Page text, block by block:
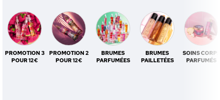
PROMOTION 3
POUR 12€
PROMOTION 2
POUR 12€
BRUMES
PARFUMÉES
BRUMES
PAILLETÉES
SOINS CORPS
PARFUMÉS